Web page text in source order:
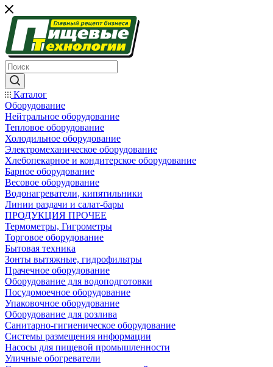
Каталог
Оборудование
Нейтральное оборудование
Тепловое оборудование
Холодильное оборудование
Электромеханическое оборудование
Хлебопекарное и кондитерское оборудование
Барное оборудование
Весовое оборудование
Водонагреватели, кипятильники
Линии раздачи и салат-бары
ПРОДУКЦИЯ ПРОЧЕЕ
Термометры, Гигрометры
Торговое оборудование
Бытовая техника
Зонты вытяжные, гидрофильтры
Прачечное оборудование
Оборудование для водоподготовки
Посудомоечное оборудование
Упаковочное оборудование
Оборудование для розлива
Санитарно-гигиеническое оборудование
Системы размещения информации
Насосы для пищевой промышленности
Уличные обогреватели